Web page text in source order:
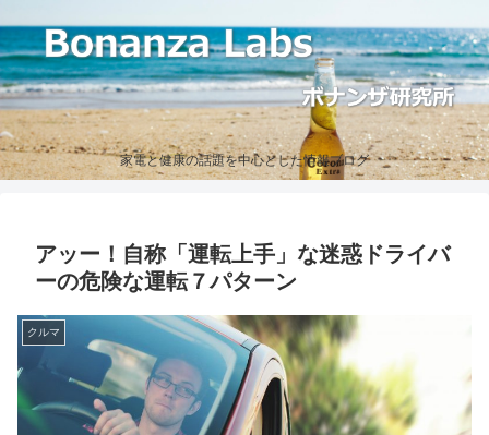
家電と健康の話題を中心とした情報ブログ
アッー！自称「運転上手」な迷惑ドライバ
ーの危険な運転７パターン
クルマ